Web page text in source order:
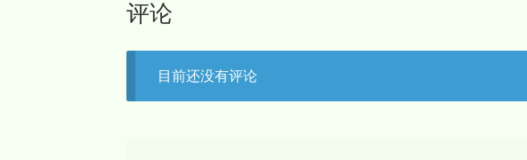
评论
目前还没有评论